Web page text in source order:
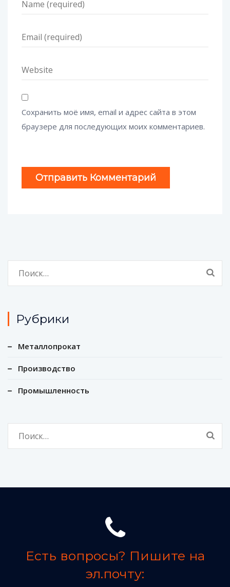
Сохранить моё имя, email и адрес сайта в этом
браузере для последующих моих комментариев.
Рубрики
Металлопрокат
Производство
Промышленность
Есть вопросы? Пишите на
эл.почту: